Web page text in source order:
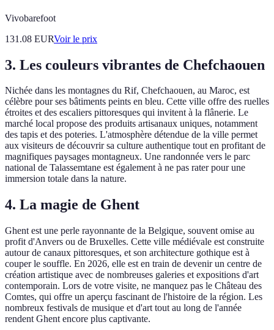
Vivobarefoot
131.08 EURVoir le prix
3. Les couleurs vibrantes de Chefchaouen
Nichée dans les montagnes du Rif, Chefchaouen, au Maroc, est
célèbre pour ses bâtiments peints en bleu. Cette ville offre des ruelles
étroites et des escaliers pittoresques qui invitent à la flânerie. Le
marché local propose des produits artisanaux uniques, notamment
des tapis et des poteries. L'atmosphère détendue de la ville permet
aux visiteurs de découvrir sa culture authentique tout en profitant de
magnifiques paysages montagneux. Une randonnée vers le parc
national de Talassemtane est également à ne pas rater pour une
immersion totale dans la nature.
4. La magie de Ghent
Ghent est une perle rayonnante de la Belgique, souvent omise au
profit d'Anvers ou de Bruxelles. Cette ville médiévale est construite
autour de canaux pittoresques, et son architecture gothique est à
couper le souffle. En 2026, elle est en train de devenir un centre de
création artistique avec de nombreuses galeries et expositions d'art
contemporain. Lors de votre visite, ne manquez pas le Château des
Comtes, qui offre un aperçu fascinant de l'histoire de la région. Les
nombreux festivals de musique et d'art tout au long de l'année
rendent Ghent encore plus captivante.